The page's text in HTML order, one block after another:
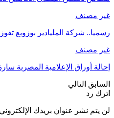
غير مصنف
رسميا.. شركة المليادير بوزوبع
غير مصنف
إحالة أوراق الإعلامية المصرية
السابق التالي
اترك رد
لن يتم نشر عنوان بريدك